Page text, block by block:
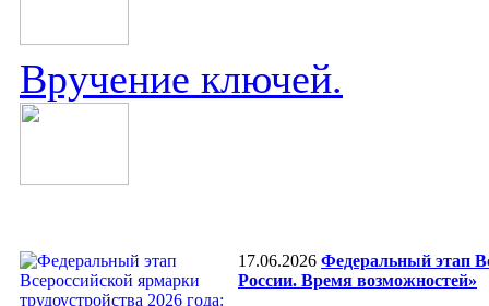
Вручение ключей.
17.06.2026 Федеральный этап
России. Время возможностей»